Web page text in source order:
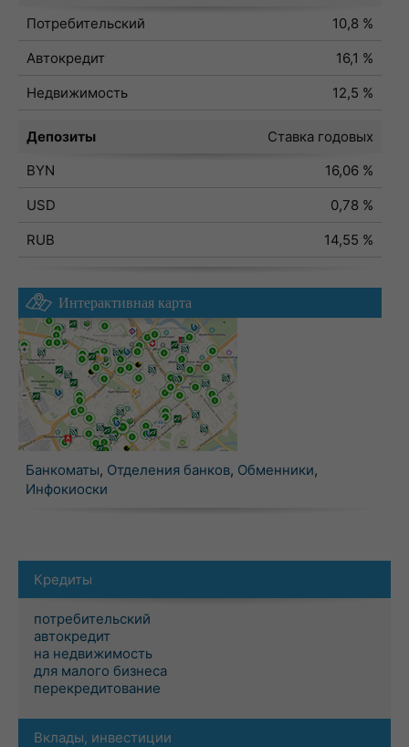
Потребительский
10,8 %
Автокредит
16,1 %
Недвижимость
12,5 %
Депозиты
Ставка годовых
BYN
16,06 %
USD
0,78 %
RUB
14,55 %
Интерактивная карта
Банкоматы, Отделения банков, Обменники,
Инфокиоски
Кредиты
потребительский
автокредит
на недвижимость
для малого бизнеса
перекредитование
Вклады, инвестиции